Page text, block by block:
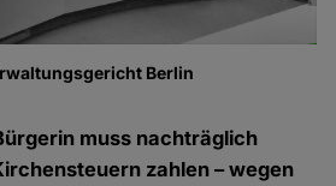
Berlin
muss nachträglich
zahlen – wegen